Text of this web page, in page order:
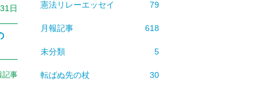
日
記事
憲法リレーエッセイ 79
月報記事 618
未分類 5
転ばぬ先の杖 30